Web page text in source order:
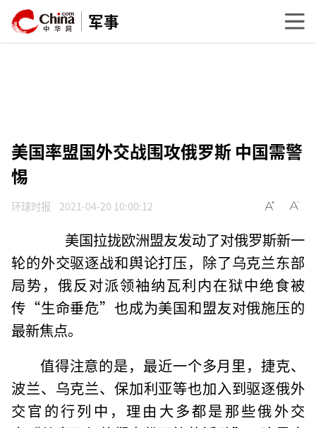
军事
美国率盟国外交战围攻俄罗斯 中国需警
惕
环球时报 2021-04-20 10:00:12
美国拉拢欧洲盟友发动了对俄罗斯新一
轮的外交驱逐战和舆论打压，除了乌克兰东部
局势，俄反对派领袖纳瓦利内在狱中绝食被
传“生命垂危”也成为美国和盟友对俄施压的
最新焦点。
值得注意的是，最近一个多月里，捷克、
波兰、乌克兰、保加利亚等也加入到驱逐俄外
交官的行列中，理由大多都是那些俄外交